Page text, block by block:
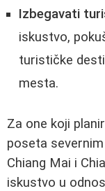
Izbegavati
iskustvo,
turističke
mesta.
Za one koji
poseta
Chiang Mai i
iskustvo u